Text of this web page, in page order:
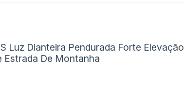
Luz Dianteira Pendurada Forte Elevação
De Montanha